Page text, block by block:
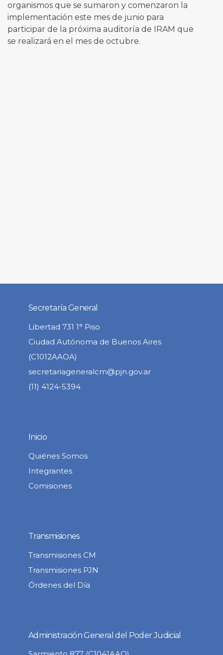
organismos que se sumaron y comenzaron la
implementación este mes de junio para
participar de la próxima auditoría de IRAM que
se realizará en el mes de octubre.
Secretaría General
Libertad 731 1° Piso
Ciudad Autónoma de Buenos Aires
(C1012AAOA)
secretariageneralcm@pjn.gov.ar
(11) 4124-5394
Inicio
Quiénes Somos
Integrantes
Comisiones
Transmisiones
Transmisiones CM
Transmisiones PJN
Órdenes del Día
Administración General del Poder Judicial